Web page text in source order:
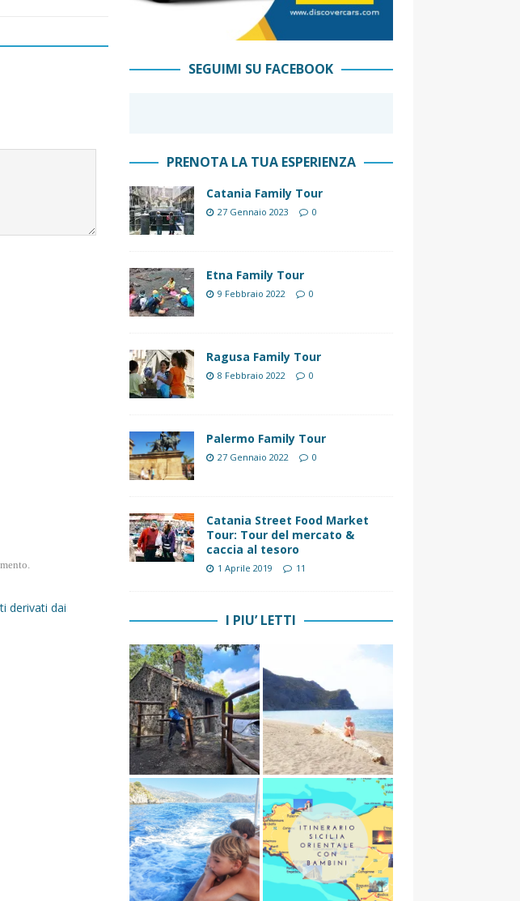
derivati dai
SEGUIMI SU FACEBOOK
PRENOTA LA TUA ESPERIENZA
Catania Family Tour
27 Gennaio 2023 0
Etna Family Tour
9 Febbraio 2022 0
Ragusa Family Tour
8 Febbraio 2022 0
Palermo Family Tour
27 Gennaio 2022 0
Catania Street Food Market
Tour: Tour del mercato &
caccia al tesoro
1 Aprile 2019 11
I PIU’ LETTI